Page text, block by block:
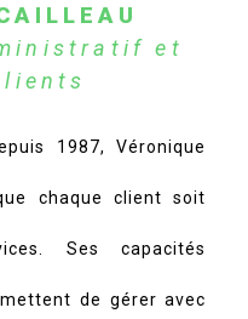
et
1987, Véronique
chaque client soit
Ses capacités
de gérer avec